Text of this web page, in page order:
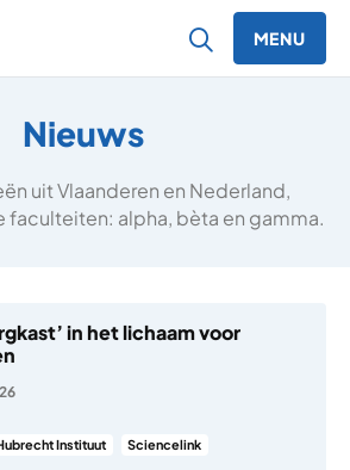
MENU
Nieuws
uit Vlaanderen en Nederland,
faculteiten: alpha, bèta en gamma.
in het lichaam voor
Instituut Sciencelink